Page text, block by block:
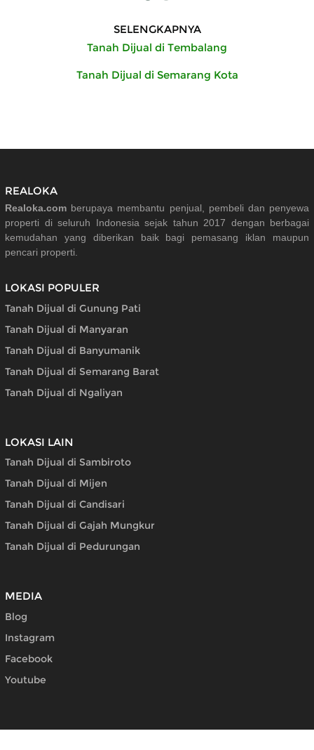
SELENGKAPNYA
Tanah Dijual di Tembalang
Tanah Dijual di Semarang Kota
REALOKA
Realoka.com berupaya membantu penjual, pembeli dan penyewa
properti di seluruh Indonesia sejak tahun 2017 dengan berbagai
kemudahan yang diberikan baik bagi pemasang iklan maupun
pencari properti.
LOKASI POPULER
Tanah Dijual di Gunung Pati
Tanah Dijual di Manyaran
Tanah Dijual di Banyumanik
Tanah Dijual di Semarang Barat
Tanah Dijual di Ngaliyan
LOKASI LAIN
Tanah Dijual di Sambiroto
Tanah Dijual di Mijen
Tanah Dijual di Candisari
Tanah Dijual di Gajah Mungkur
Tanah Dijual di Pedurungan
MEDIA
Blog
Instagram
Facebook
Youtube